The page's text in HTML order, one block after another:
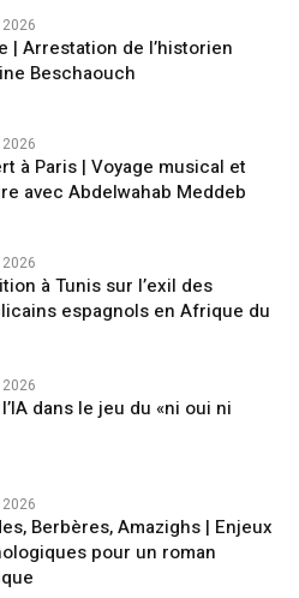
| Arrestation de l’historien
Beschaouch
à Paris | Voyage musical et
avec Abdelwahab Meddeb
à Tunis sur l’exil des
espagnols en Afrique du
dans le jeu du «ni oui ni
Berbères, Amazighs | Enjeux
pour un roman